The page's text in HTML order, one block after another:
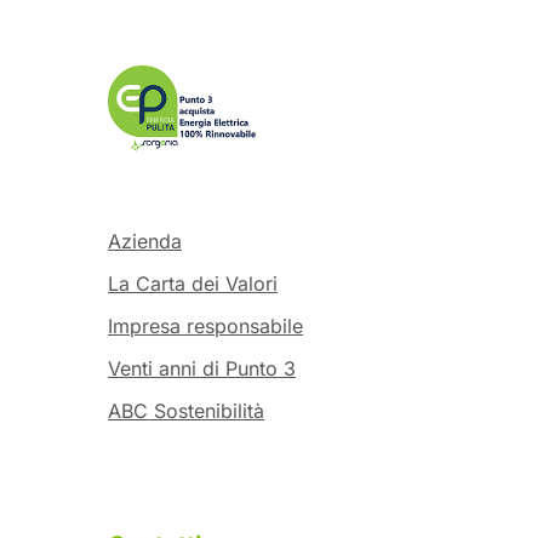
Azienda
La Carta dei Valori
Impresa responsabile
Venti anni di Punto 3
ABC Sostenibilità